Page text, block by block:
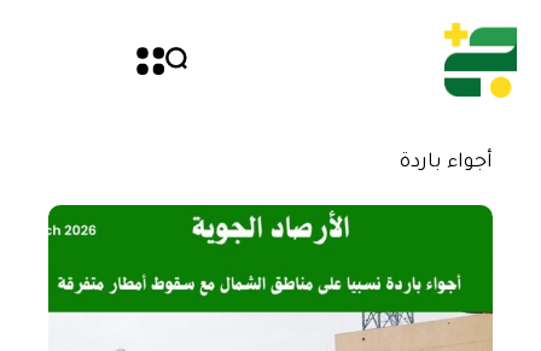
أجواء باردة